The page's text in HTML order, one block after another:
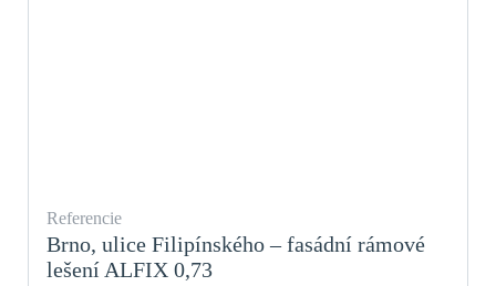
Referencie
Brno, ulice Filipínského – fasádní rámové
lešení ALFIX 0,73